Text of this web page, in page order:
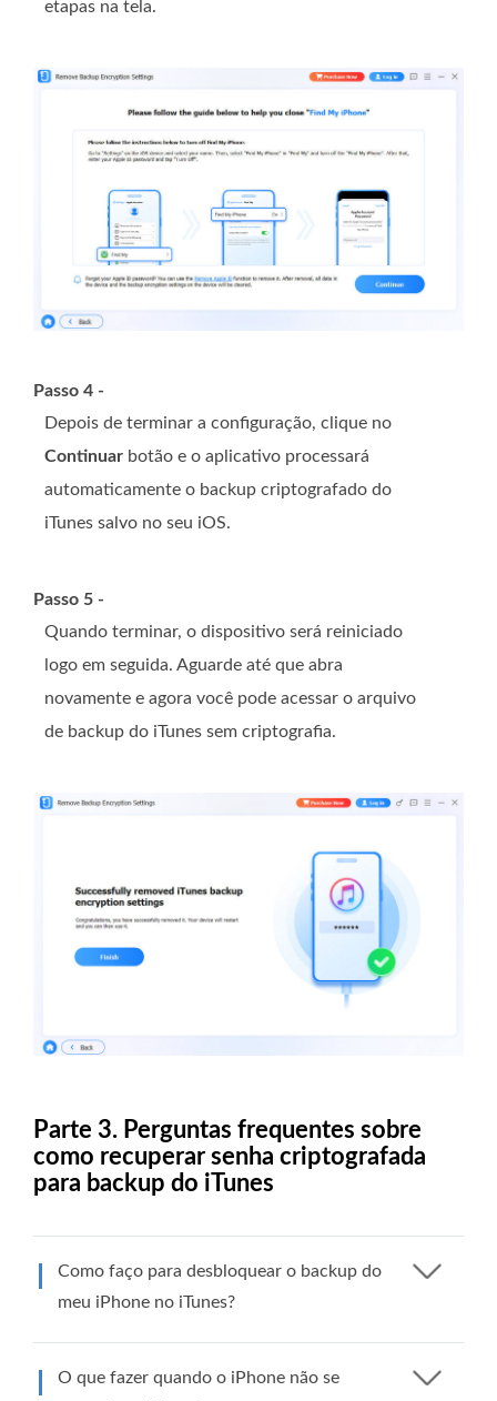
etapas na tela.
Passo 4 -
Depois de terminar a configuração, clique no
Continuar botão e o aplicativo processará
automaticamente o backup criptografado do
iTunes salvo no seu iOS.
Passo 5 -
Quando terminar, o dispositivo será reiniciado
logo em seguida. Aguarde até que abra
novamente e agora você pode acessar o arquivo
de backup do iTunes sem criptografia.
Parte 3. Perguntas frequentes sobre
como recuperar senha criptografada
para backup do iTunes
Como faço para desbloquear o backup do
meu iPhone no iTunes?
O que fazer quando o iPhone não se